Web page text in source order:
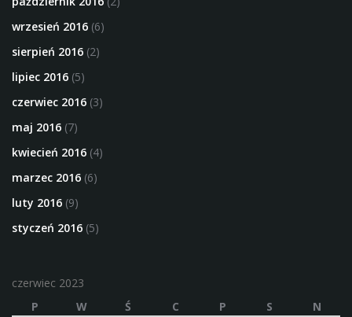
wrzesień 2016 (6)
sierpień 2016 (2)
lipiec 2016 (5)
czerwiec 2016 (3)
maj 2016 (7)
kwiecień 2016 (4)
marzec 2016 (6)
luty 2016 (9)
styczeń 2016 (5)
czerwiec 2023
P
W Ś C P S
N